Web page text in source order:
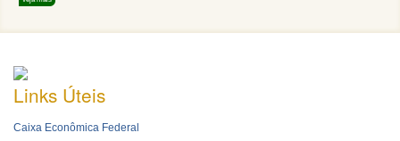
Links Úteis
Caixa Econômica Federal